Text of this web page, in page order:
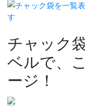
チャック
ベルで、
ージ！